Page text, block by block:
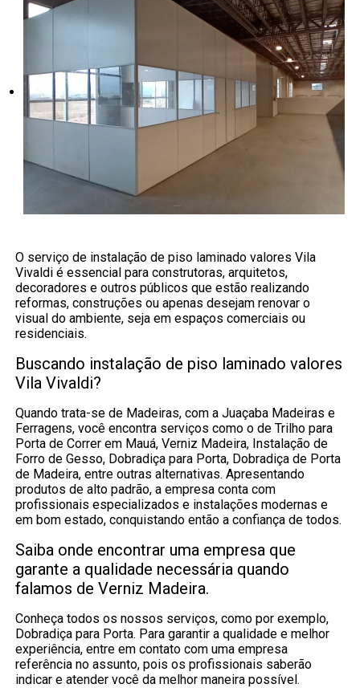
O serviço de instalação de piso laminado valores Vila
Vivaldi é essencial para construtoras, arquitetos,
decoradores e outros públicos que estão realizando
reformas, construções ou apenas desejam renovar o
visual do ambiente, seja em espaços comerciais ou
residenciais.
Buscando instalação de piso laminado valores
Vila Vivaldi?
Quando trata-se de Madeiras, com a Juaçaba Madeiras e
Ferragens, você encontra serviços como o de Trilho para
Porta de Correr em Mauá, Verniz Madeira, Instalação de
Forro de Gesso, Dobradiça para Porta, Dobradiça de Porta
de Madeira, entre outras alternativas. Apresentando
produtos de alto padrão, a empresa conta com
profissionais especializados e instalações modernas e
em bom estado, conquistando então a confiança de todos.
Saiba onde encontrar uma empresa que
garante a qualidade necessária quando
falamos de Verniz Madeira.
Conheça todos os nossos serviços, como por exemplo,
Dobradiça para Porta. Para garantir a qualidade e melhor
experiência, entre em contato com uma empresa
referência no assunto, pois os profissionais saberão
indicar e atender você da melhor maneira possível.